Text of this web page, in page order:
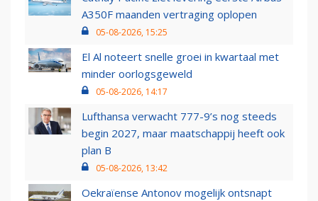
A350F maanden vertraging oplopen
05-08-2026, 15:25
El Al noteert snelle groei in kwartaal met
minder oorlogsgeweld
05-08-2026, 14:17
Lufthansa verwacht 777-9’s nog steeds
begin 2027, maar maatschappij heeft ook
plan B
05-08-2026, 13:42
Oekraïense Antonov mogelijk ontsnapt